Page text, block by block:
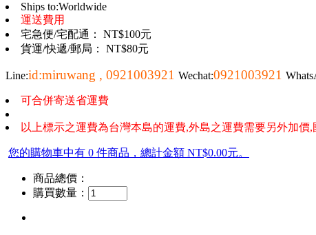
Ships to:Worldwide
運送費用
宅急便/宅配通： NT$100元
貨運/快遞/郵局： NT$80元
Line:id:miruwang , 0921003921 Wechat:0921003921
可合併寄送省運費
以上標示之運費為台灣本島的運費,外島之運費需要另外加
您的購物車中有 0 件商品，總計金額 NT$0.00元。
商品總價：
購買數量：